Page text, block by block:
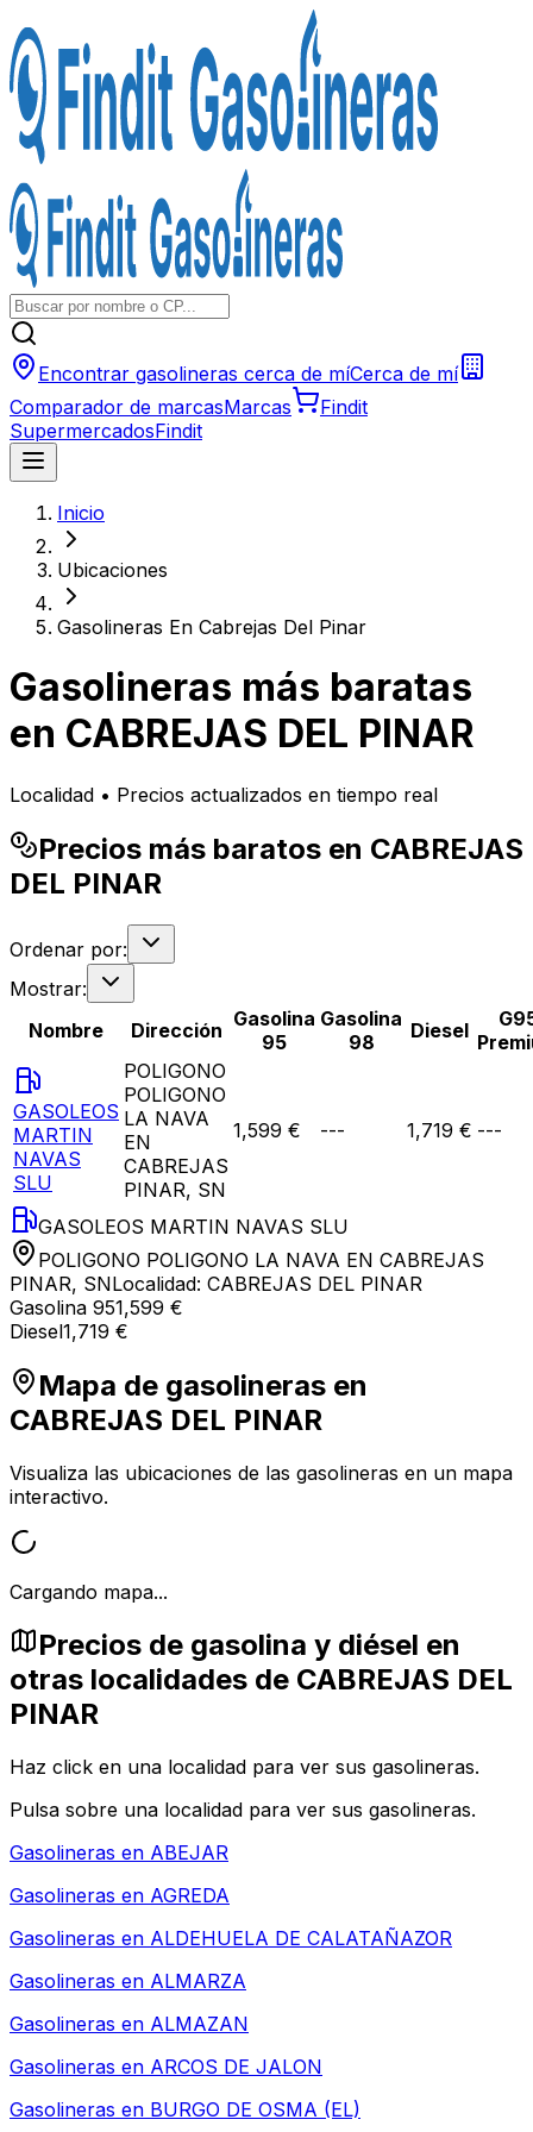
Encontrar gasolineras cerca de míCerca de mí
Comparador de marcasMarcas
Findit
SupermercadosFindit
Inicio
Ubicaciones
Gasolineras En Cabrejas Del Pinar
Gasolineras más baratas
en CABREJAS DEL PINAR
Localidad • Precios actualizados en tiempo real
Precios más baratos en CABREJAS
DEL PINAR
Ordenar por:
Mostrar:
Nombre
Dirección Gasolina
95
Gasolina
98
Diesel
GASOLEOS
MARTIN
NAVAS
SLU
POLIGONO
POLIGONO
LA NAVA
EN
CABREJAS
PINAR, SN
1,599 € --- 1,719 € ---
GASOLEOS MARTIN NAVAS SLU
POLIGONO POLIGONO LA NAVA EN CABREJAS
PINAR, SNLocalidad: CABREJAS DEL PINAR
Gasolina 951,599 €
Diesel1,719 €
Mapa de gasolineras en
CABREJAS DEL PINAR
Visualiza las ubicaciones de las gasolineras en un mapa
interactivo.
Cargando mapa...
Precios de gasolina y diésel en
otras localidades de CABREJAS DEL
PINAR
Haz click en una localidad para ver sus gasolineras.
Pulsa sobre una localidad para ver sus gasolineras.
Gasolineras en ABEJAR
Gasolineras en AGREDA
Gasolineras en ALDEHUELA DE CALATAÑAZOR
Gasolineras en ALMARZA
Gasolineras en ALMAZAN
Gasolineras en ARCOS DE JALON
Gasolineras en BURGO DE OSMA (EL)